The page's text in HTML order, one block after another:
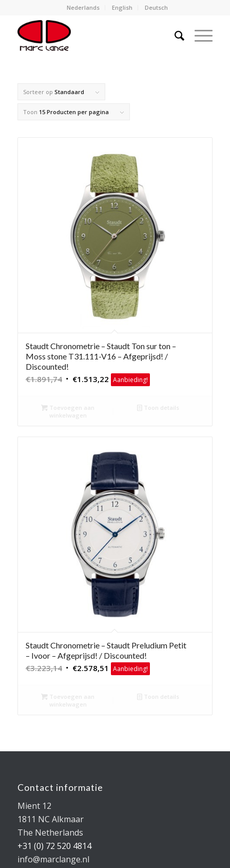
Nederlands English Deutsch
Sorteer op Standaard
Toon 15 Producten per pagina
Staudt Chronometrie – Staudt Ton sur ton –
Moss stone T31.111-V16 – Afgeprijsd! /
Discounted!
€1.891,74 Oorspronkelijke
€1.891,74.
€1.513,22Huidige
prijs
€1.513,22.
Aanbieding!
Toevoegen aan
winkelwagen
Toon details
Staudt Chronometrie – Staudt Preludium Petit
– Ivoor – Afgeprijsd! / Discounted!
€3.223,14 Oorspronkelijke
€3.223,14.
€2.578,51 Huidige
prijs
€2.578,51.
Aanbieding!
Toevoegen aan
winkelwagen
Toon details
Contact informatie
Mient 12
1811 NC Alkmaar
The Netherlands
+31 (0) 72 520 4814
info@marclange.nl